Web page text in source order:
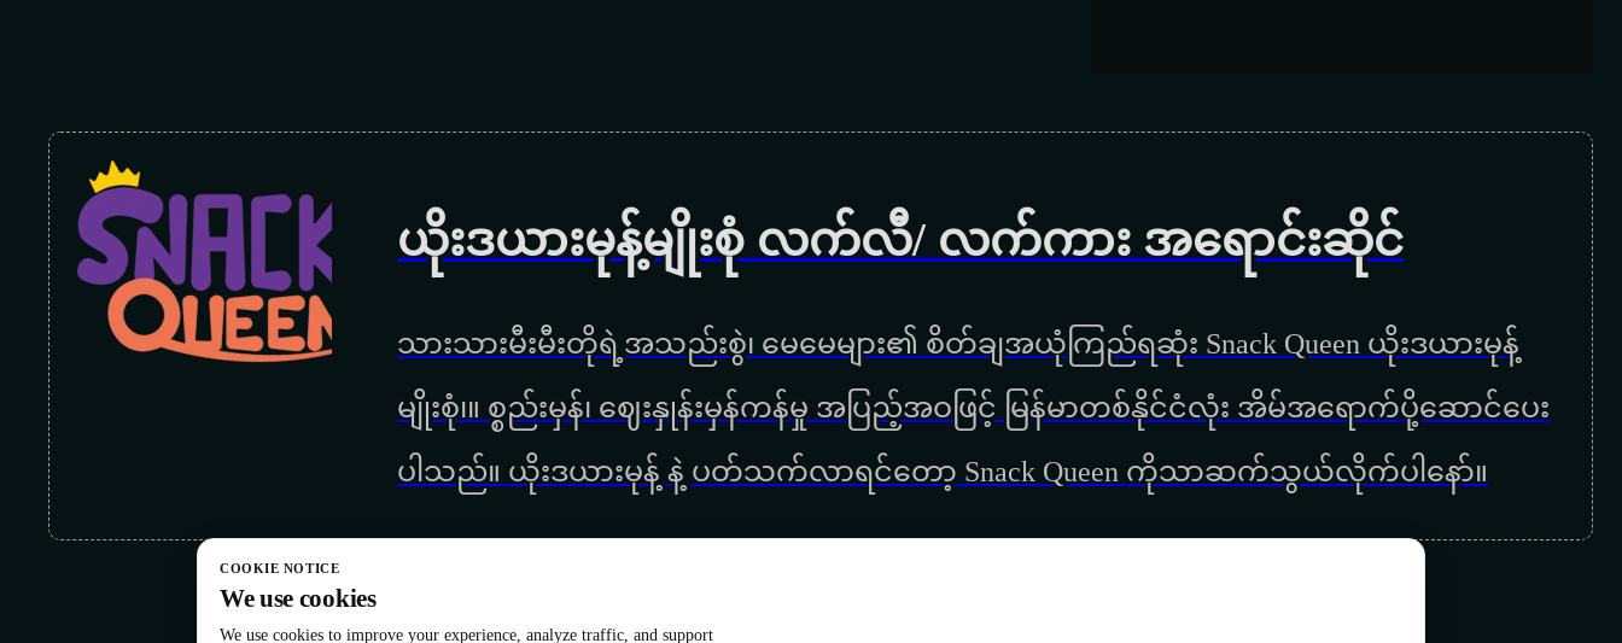
ယိုးဒယားမုန့်မျိုးစုံ လက်လီ/ လက်ကား အရောင်းဆိုင်
သားသားမီးမီးတိုရဲ့အသည်းစွဲ၊ မေမေများ၏ စိတ်ချအယုံကြည်ရဆုံး Snack Queen ယိုးဒယားမုန့်
မျိုးစုံ၊။ စ္စည်းမှန်၊ ‌ဈေးနှုန်းမှန်ကန်မှု အပြည့်အဝဖြင့် မြန်မာတစ်နိုင်ငံလုံး အိမ်အရောက်ပို့ဆောင်ပေး
ပါသည်။ ယိုးဒယားမုန့် နဲ့ ပတ်သက်လာရင်တော့ Snack Queen ကိုသာဆက်သွယ်လိုက်ပါနော်။
COOKIE NOTICE
We use cookies
We use cookies to improve your experience, analyze traffic, and support